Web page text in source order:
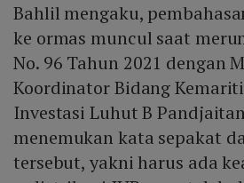
Bahlil mengaku,
ke ormas muncul saat
No. 96 Tahun 2021 dengan
Koordinator Bidang
Investasi Luhut B
menemukan kata sepakat
tersebut, yakni harus ada